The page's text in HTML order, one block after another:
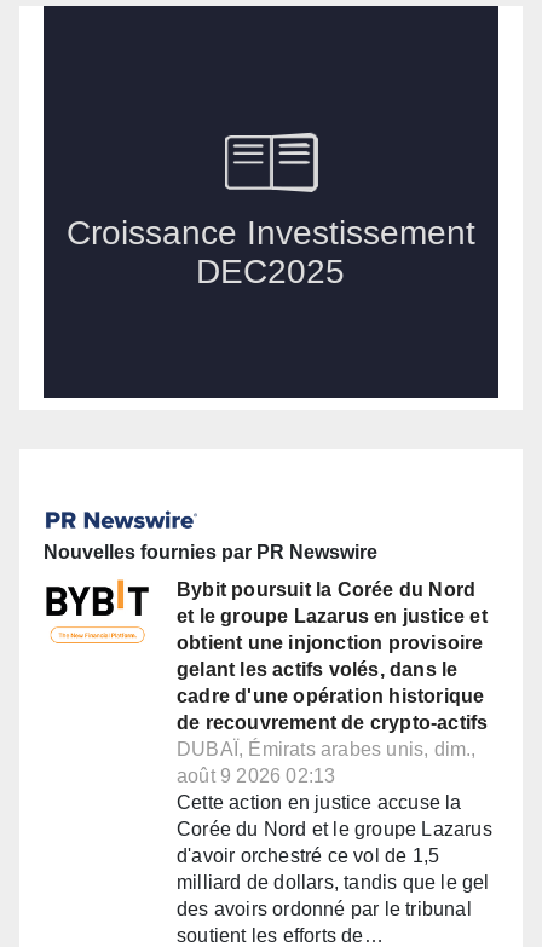
Nouvelles fournies par PR Newswire
Bybit poursuit la Corée du Nord
et le groupe Lazarus en justice et
obtient une injonction provisoire
gelant les actifs volés, dans le
cadre d'une opération historique
de recouvrement de crypto-actifs
DUBAÏ, Émirats arabes unis, dim.,
août 9 2026 02:13
Cette action en justice accuse la
Corée du Nord et le groupe Lazarus
d'avoir orchestré ce vol de 1,5
milliard de dollars, tandis que le gel
des avoirs ordonné par le tribunal
soutient les efforts de…